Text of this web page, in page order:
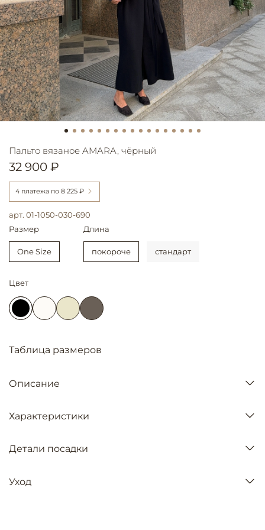
арт. 01-1050-030-690
Пальто вязаное AMARA, чёрный
32 900 ₽
4 платежа по 8 225 ₽
Размер
One Size
Длина
покороче стандарт
Цвет
Таблица размеров
Описание
Характеристики
Детали посадки
Уход